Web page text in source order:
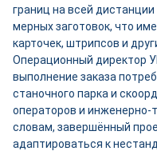
границ на всей
мерных заготовок, что
карточек, штрипсов и
Операционный директор
выполнение заказа
станочного парка и
операторов и инженерно-
словам, завершённый
адаптироваться к